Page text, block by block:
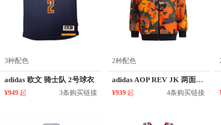
3种配色
adidas 欧文 骑士队 2号球衣
¥949 起 3条购买链接
2种配色
adidas AOP REV JK 两面穿立领长袖夹克 GT6477
¥939 起 4条购买链接